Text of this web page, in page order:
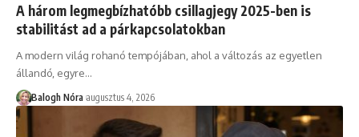
A három legmegbízhatóbb csillagjegy 2025-ben is
stabilitást ad a párkapcsolatokban
A modern világ rohanó tempójában, ahol a változás az egyetlen
állandó, egyre…
Balogh Nóra augusztus 4, 2026